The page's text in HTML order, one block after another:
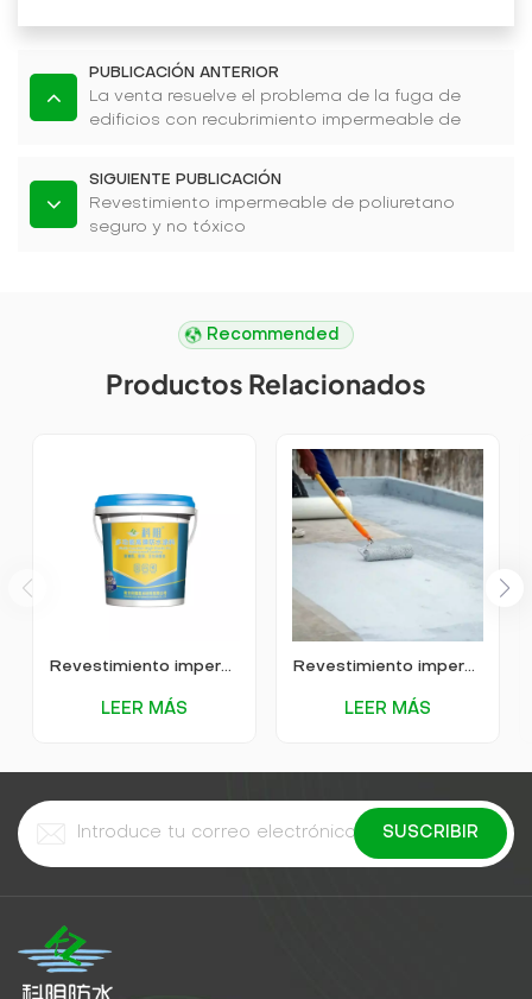
PUBLICACIÓN ANTERIOR
La venta resuelve el problema de la fuga de
edificios con recubrimiento impermeable de
SIGUIENTE PUBLICACIÓN
Revestimiento impermeable de poliuretano
seguro y no tóxico
Recommended
Productos Relacionados
Revestimiento impermeable de poliuretano de alta elasticidad multifunción KEZU
LEER MÁS
Revestimiento impermeable de poliuretano de alta elasticidad multifunción
LEER MÁS